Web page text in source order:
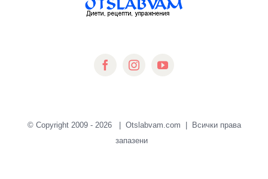
© Copyright 2009 - 2026 | Otslabvam.com | Всички права
запазени